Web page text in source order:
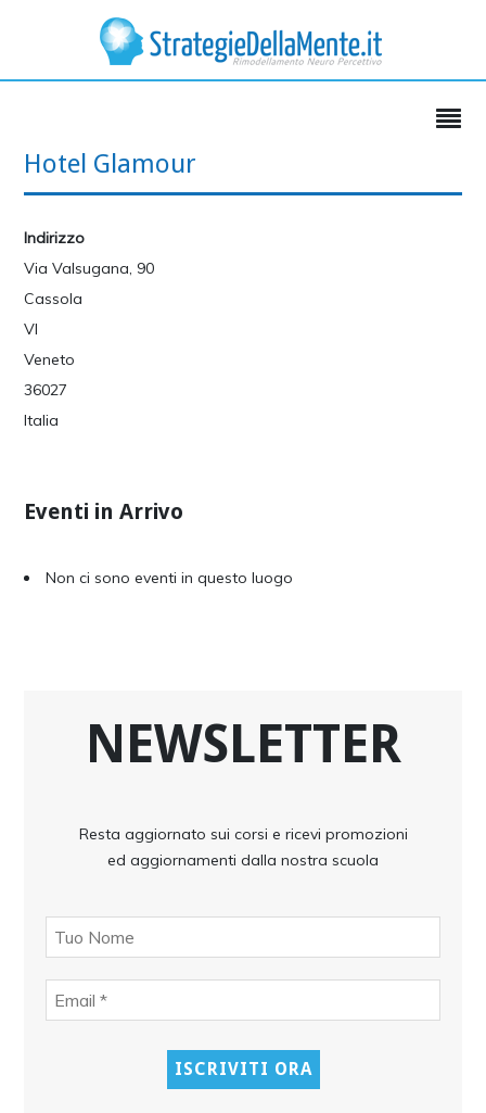
Hotel Glamour
Indirizzo
Via Valsugana, 90
Cassola
VI
Veneto
36027
Italia
Eventi in Arrivo
Non ci sono eventi in questo luogo
NEWSLETTER
Resta aggiornato sui corsi e ricevi promozioni
ed aggiornamenti dalla nostra scuola